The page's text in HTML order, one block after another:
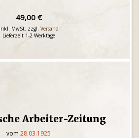
49,00 €
inkl. MwSt. zzgl. Versand
Lieferzeit 1-2 Werktage
Arbeiter-Zeitung
vom 28.03.1925